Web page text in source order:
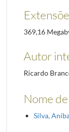
369,16
Autor
Ricardo
Nome
Silva,